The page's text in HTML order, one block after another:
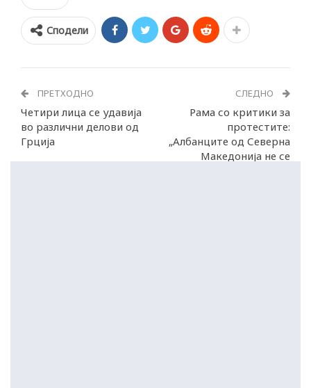
Сподели
ПРЕТХОДНО
Четири лица се удавија
во различни делови од
Грција
СЛЕДНО
Рама со критики за
протестите:
„Албанците од Северна
Македонија не се